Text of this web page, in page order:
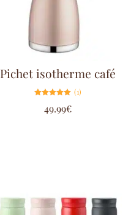
Pichet isotherme café
5.00
sur 5
(1)
49.99€